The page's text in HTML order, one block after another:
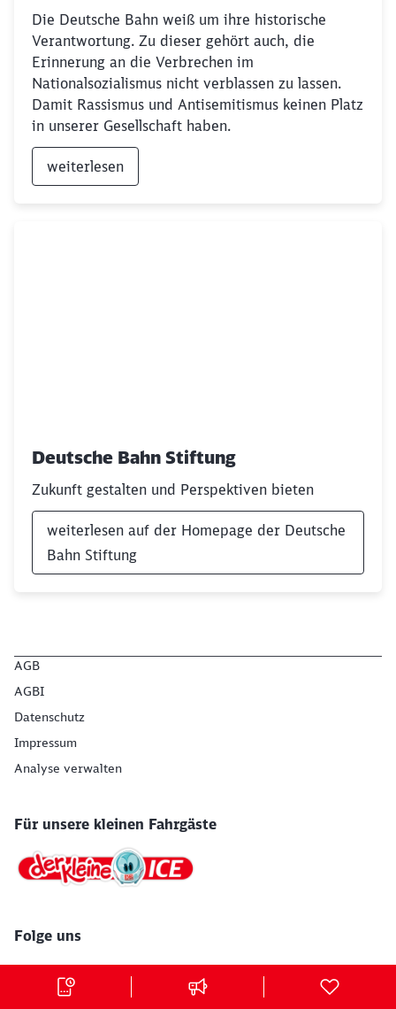
Die Deutsche Bahn weiß um ihre historische
Verantwortung. Zu dieser gehört auch, die
Erinnerung an die Verbrechen im
Nationalsozialismus nicht verblassen zu lassen.
Damit Rassismus und Antisemitismus keinen Platz
in unserer Gesellschaft haben.
weiterlesen
Deutsche Bahn Stiftung
Zukunft gestalten und Perspektiven bieten
weiterlesen auf der Homepage der Deutsche
Bahn Stiftung
AGB
AGBI
Datenschutz
Impressum
Analyse verwalten
Für unsere kleinen Fahrgäste
Folge uns